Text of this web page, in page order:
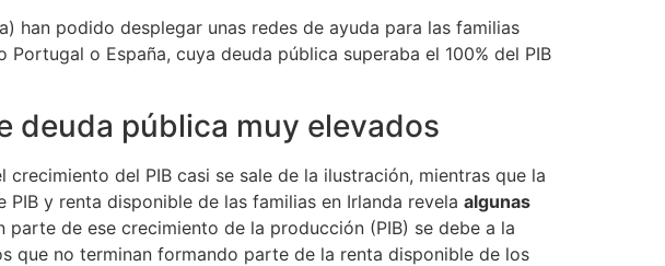
han podido desplegar unas redes de ayuda para las familias
o España, cuya deuda pública superaba el 100% del PIB
deuda pública muy elevados
del PIB casi se sale de la ilustración, mientras que la
y renta disponible de las familias en Irlanda revela algunas
parte de ese crecimiento de la producción (PIB) se debe a la
que no terminan formando parte de la renta disponible de los